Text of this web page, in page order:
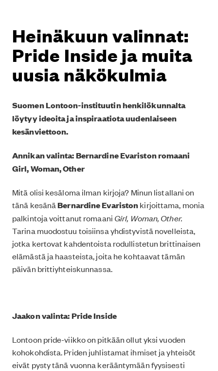
Heinäkuun valinnat:
Pride Inside ja muita
uusia näkökulmia
Suomen Lontoon-instituutin henkilökunnalta
löytyy ideoita ja inspiraatiota uudenlaiseen
kesänviettoon.
Annikan valinta: Bernardine Evariston romaani
Girl, Woman, Other
Mitä olisi kesäloma ilman kirjoja? Minun listallani on
tänä kesänäBernardine Evaristonkirjoittama, monia
palkintoja voittanut romaani Girl, Woman, Other.
Tarina muodostuu toisiinsa yhdistyvistä novelleista,
jotka kertovat kahdentoista rodullistetun brittinaisen
elämästä ja haasteista, joita he kohtaavat tämän
päivän brittiyhteiskunnassa.
Jaakon valinta: Pride Inside
Lontoon pride-viikko on pitkään ollut yksi vuoden
kohokohdista. Priden juhlistamat ihmiset ja yhteisöt
eivät pysty tänä vuonna kerääntymään fyysisesti